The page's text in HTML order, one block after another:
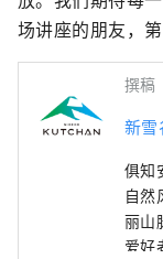
场讲座的朋友，
撰稿
新雪
俱知
自然
丽山
爱好